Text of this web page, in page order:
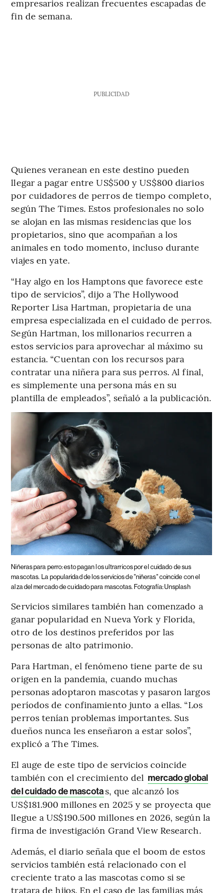
empresarios realizan frecuentes escapadas de
fin de semana.
PUBLICIDAD
Quienes veranean en este destino pueden
llegar a pagar entre US$500 y US$800 diarios
por cuidadores de perros de tiempo completo,
según The Times. Estos profesionales no solo
se alojan en las mismas residencias que los
propietarios, sino que acompañan a los
animales en todo momento, incluso durante
viajes en yate.
“Hay algo en los Hamptons que favorece este
tipo de servicios”, dijo a The Hollywood
Reporter Lisa Hartman, propietaria de una
empresa especializada en el cuidado de perros.
Según Hartman, los millonarios recurren a
estos servicios para aprovechar al máximo su
estancia. “Cuentan con los recursos para
contratar una niñera para sus perros. Al final,
es simplemente una persona más en su
plantilla de empleados”, señaló a la publicación.
Niñeras para perro: esto pagan los ultrarricos por el cuidado de sus
mascotas. La popularidad de los servicios de "niñeras" coincide con el
alza del mercado de cuidado para mascotas. Fotografía: Unsplash
Servicios similares también han comenzado a
ganar popularidad en Nueva York y Florida,
otro de los destinos preferidos por las
personas de alto patrimonio.
Para Hartman, el fenómeno tiene parte de su
origen en la pandemia, cuando muchas
personas adoptaron mascotas y pasaron largos
períodos de confinamiento junto a ellas. “Los
perros tenían problemas importantes. Sus
dueños nunca les enseñaron a estar solos”,
explicó a The Times.
El auge de este tipo de servicios coincide
también con el crecimiento del mercado global
del cuidado de mascotas, que alcanzó los
US$181.900 millones en 2025 y se proyecta que
llegue a US$190.500 millones en 2026, según la
firma de investigación Grand View Research.
Además, el diario señala que el boom de estos
servicios también está relacionado con el
creciente trato a las mascotas como si se
tratara de hijos. En el caso de las familias más